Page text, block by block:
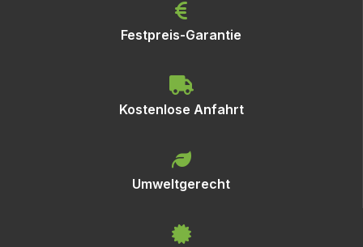
Festpreis-Garantie
Kostenlose Anfahrt
Umweltgerecht